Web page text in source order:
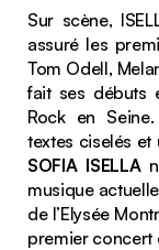
Sur scène,
assuré les
Tom Odell,
fait ses débuts
Rock en
textes ciselés
SOFIA ISELLA
musique
de l’Elysée
premier concert